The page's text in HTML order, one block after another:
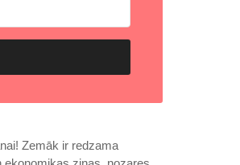
Zemāk ir redzama